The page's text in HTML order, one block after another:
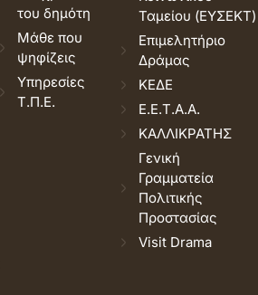
του δημότη
Μάθε που
ψηφίζεις
Υπηρεσίες
Τ.Π.Ε.
Ταμείου (ΕΥΣΕΚΤ)
Επιμελητήριο
Δράμας
ΚΕΔΕ
Ε.Ε.Τ.Α.Α.
ΚΑΛΛΙΚΡΑΤΗΣ
Γενική
Γραμματεία
Πολιτικής
Προστασίας
Visit Drama